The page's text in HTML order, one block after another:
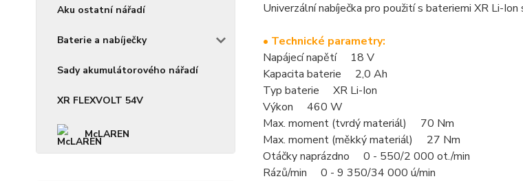
Aku ostatní nářadí
Baterie a nabíječky
Sady akumulátorového nářadí
XR FLEXVOLT 54V
McLAREN
Univerzální nabíječka pro použití s bateriemi XR Li-
• Technické parametry:
Napájecí napětí 18 V
Kapacita baterie 2,0 Ah
Typ baterie XR Li-Ion
Výkon 460 W
Max. moment (tvrdý materiál) 70 Nm
Max. moment (měkký materiál) 27 Nm
Otáčky naprázdno 0 - 550/2 000 ot./min
Rázů/min 0 - 9 350/34 000 ú/min